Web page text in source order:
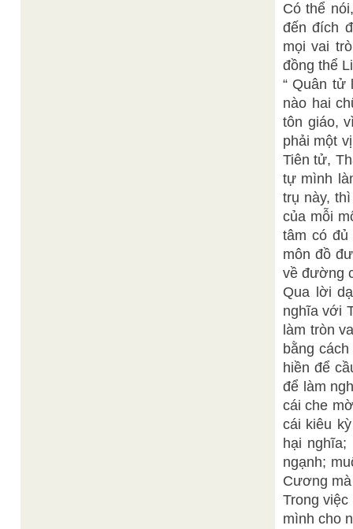
Có thể
đến đích
mọi vai
đồng thể
“ Quân tử
nào hai
tôn giáo,
phải một
Tiên tử,
tự mình
trụ này,
của mỗi
tâm có đủ
môn đồ
về đường
Qua lời
nghĩa với
làm tròn
bằng
hiền để
để làm
cái che
cái kiêu
hại
ngạnh;
Cương
Trong
mình cho